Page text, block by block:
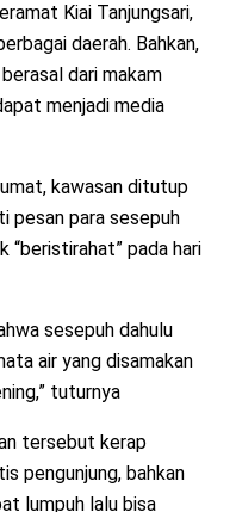
Kiai Tanjungsari,
daerah. Bahkan,
dari makam
menjadi media
kawasan ditutup
pesan para sesepuh
“beristirahat” pada hari
sesepuh dahulu
air yang disamakan
tuturnya
tersebut kerap
pengunjung, bahkan
lumpuh lalu bisa